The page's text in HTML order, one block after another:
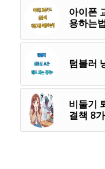
아이폰
용하는
텀블러
비둘기
결책 8